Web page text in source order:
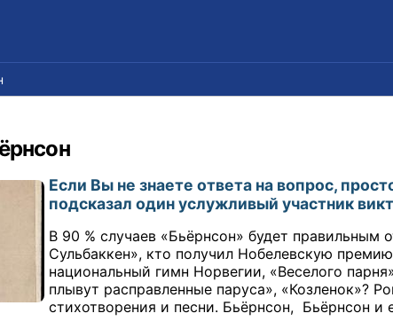
Если Вы не знаете ответа на вопрос,
подсказал один услужливый участник
В 90 % случаев «Бьёрнсон» будет
Сульбаккен», кто получил Нобелевскую
национальный гимн Норвегии, «Веселого
плывут расправленные паруса», «Козленок»?
стихотворения и песни. Бьёрнсон, Бьёрнсон и